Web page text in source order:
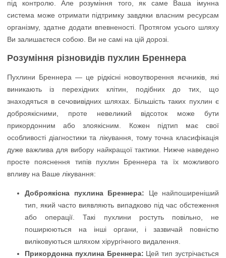
під контролю. Але розуміння того, як саме Ваша імунна
система може отримати підтримку завдяки власним ресурсам
організму, здатне додати впевненості. Протягом усього шляху
Ви залишаєтеся собою. Ви не самі на цій дорозі.
Розуміння різновидів пухлин Бреннера
Пухлини Бреннера — це рідкісні новоутворення яєчників, які
виникають із перехідних клітин, подібних до тих, що
знаходяться в сечовивідних шляхах. Більшість таких пухлин є
доброякісними, проте невеликий відсоток може бути
прикордонним або злоякісним. Кожен підтип має свої
особливості діагностики та лікування, тому точна класифікація
дуже важлива для вибору найкращої тактики. Нижче наведено
просте пояснення типів пухлин Бреннера та їх можливого
впливу на Ваше лікування:
Доброякісна пухлина Бреннера: Це найпоширеніший
тип, який часто виявляють випадково під час обстеження
або операції. Такі пухлини ростуть повільно, не
поширюються на інші органи, і зазвичай повністю
виліковуються шляхом хірургічного видалення.
Прикордонна пухлина Бреннера: Цей тип зустрічається